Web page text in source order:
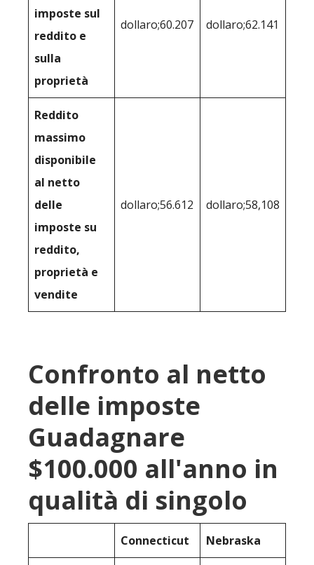
imposte sul
reddito e
sulla
proprietà
dollaro;60.207 dollaro;62.141
Reddito
massimo
disponibile
al netto
delle
imposte su
reddito,
proprietà e
vendite
dollaro;56.612 dollaro;58,108
Confronto al netto
delle imposte
Guadagnare
$100.000 all'anno in
qualità di singolo
Connecticut Nebraska